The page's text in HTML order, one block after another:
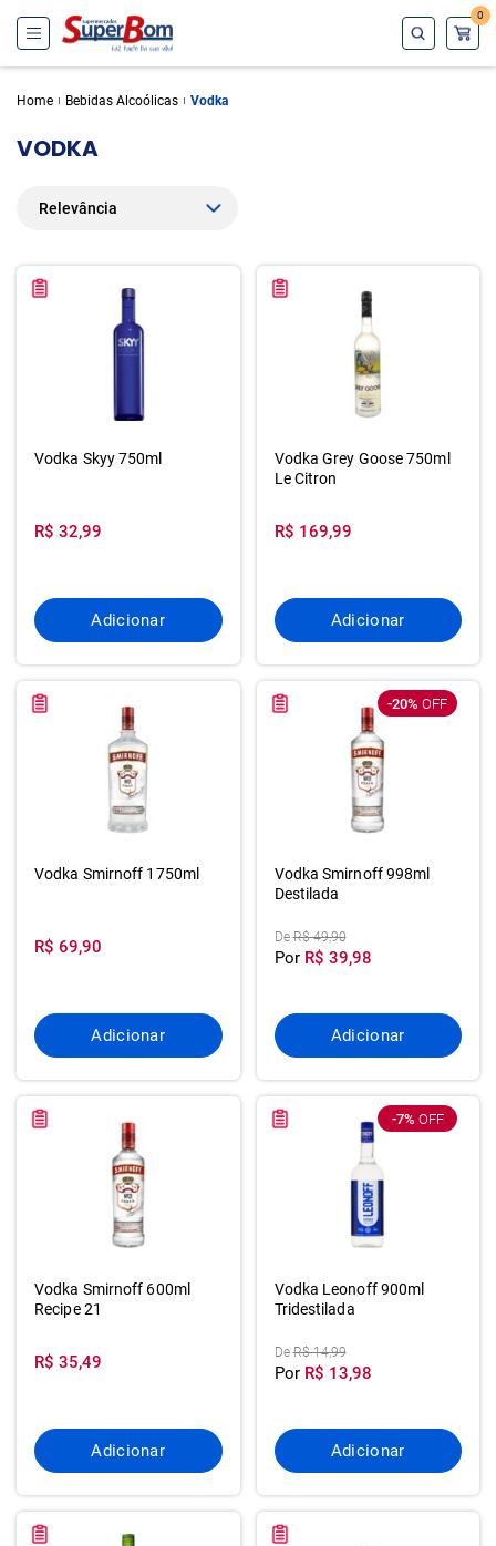
0
Home Bebidas Alcoólicas Vodka
VODKA
Vodka Skyy 750ml
R$ 32,99
Adicionar
Vodka Grey Goose 750ml
Le Citron
R$ 169,99
Adicionar
Vodka Smirnoff 1750ml
R$ 69,90
Adicionar
-20% OFF
Vodka Smirnoff 998ml
Destilada
DeR$ 49,90
Por R$ 39,98
Adicionar
Vodka Smirnoff 600ml
Recipe 21
R$ 35,49
Adicionar
-7% OFF
Vodka Leonoff 900ml
Tridestilada
DeR$ 14,99
Por R$ 13,98
Adicionar